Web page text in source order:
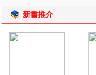
新書推介